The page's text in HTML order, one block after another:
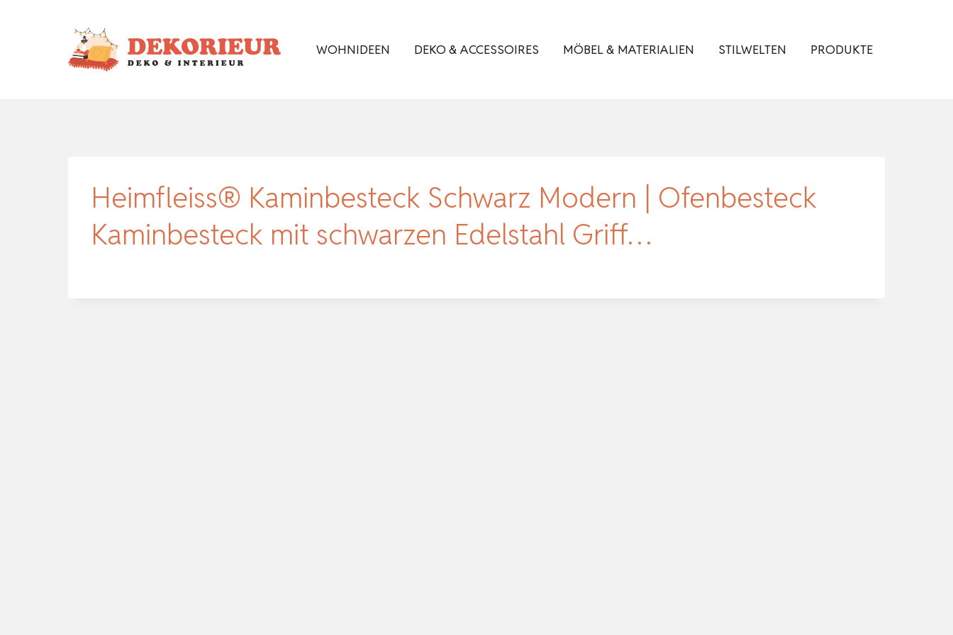
WOHNIDEEN DEKO & ACCESSOIRES MÖBEL & MATERIALIEN STILWELTEN PRODUKTE
Heimfleiss® Kaminbesteck Schwarz Modern | Ofenbesteck
Kaminbesteck mit schwarzen Edelstahl Griff…